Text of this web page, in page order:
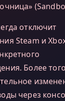
отключит
Steam и
Более
через